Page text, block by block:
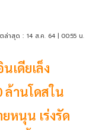
ล่าสุด : 14 ส.ค. 64 | 00:55 น.
เดียเล็ง
ล้านโดสใน
หนุน เร่งรัด